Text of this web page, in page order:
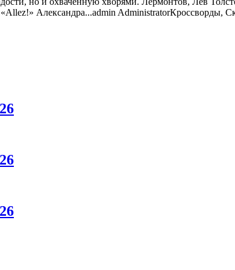
Александра...admin AdministratorКроссворды,